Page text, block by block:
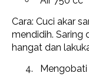
Cara: Cuci akar
mendidih. Saring
hangat dan